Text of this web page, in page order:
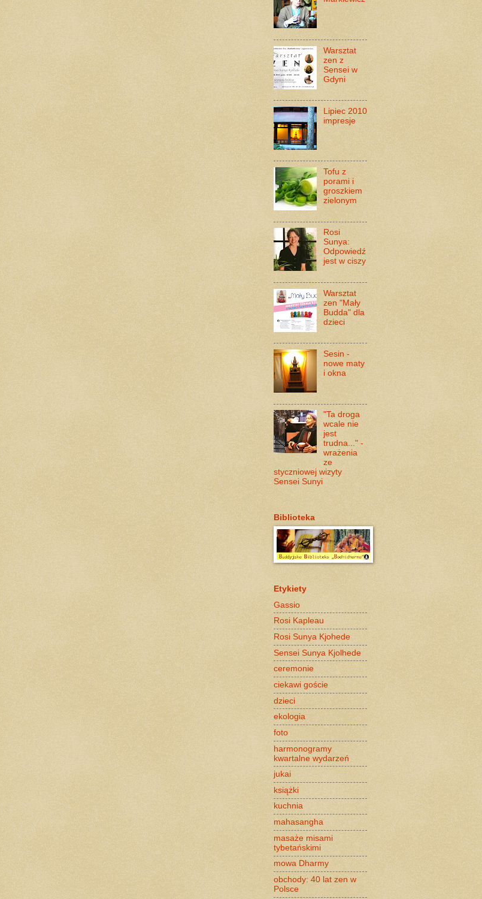
Warsztat
zen z
Sensei w
Gdyni
Lipiec 2010
impresje
Tofu z
porami i
groszkiem
zielonym
Rosi
Sunya:
Odpowiedź
jest w ciszy
Warsztat
zen "Mały
Budda" dla
dzieci
Sesin -
nowe maty
i okna
"Ta droga
wcale nie
jest
trudna..." -
wrażenia
ze
styczniowej wizyty
Sensei Sunyi
Biblioteka
Etykiety
Gassio
Rosi Kapleau
Rosi Sunya Kjohede
Sensei Sunya Kjolhede
ceremonie
ciekawi goście
dzieci
ekologia
foto
harmonogramy
kwartalne wydarzeń
jukai
książki
kuchnia
mahasangha
masaże misami
tybetańskimi
mowa Dharmy
obchody: 40 lat zen w
Polsce